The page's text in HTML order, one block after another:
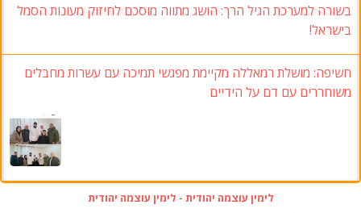
בשורה למערכת הגיל הרך: הושג מתווה מוסכם לחיזוק מעונות הסמל
בישראל!
חשיפה: מושלת רמאללה מקיימת מפגשי תמיכה עם עשרות מחבלים
משוחררים עם דם על הידיים
לימין עוצמה יהודית - לימין עוצמה יהודית